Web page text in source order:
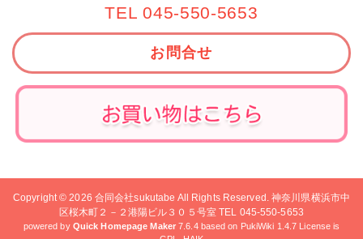
TEL 045-550-5653
お問合せ
Copyright © 2026 合同会社sukutabe All Rights Reserved. 神奈川県横浜市中
区桜木町２－２港陽ビル３０５号室 TEL 045-550-5653
powered by Quick Homepage Maker7.6.4 based on PukiWiki 1.4.7 License is